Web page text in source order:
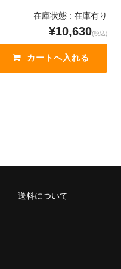
在庫状態 : 在庫有り
¥10,630(税込)
送料について